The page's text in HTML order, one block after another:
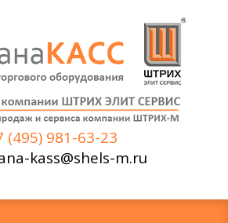
(495) 981-63-23
kass@shels-m.ru